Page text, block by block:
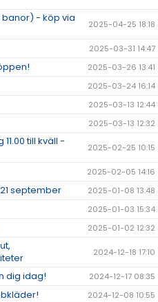
- köp via
2025-04-25 18:18
2025-03-31 14:47
2025-03-26 13:41
2025-03-24 16:14
2025-03-13 12:44
2025-03-13 12:32
till kväll -
2025-02-25 10:15
2025-02-05 14:16
september 2025-01-08 13:48
2025-01-03 15:34
2025-01-02 12:32
2024-12-18 17:10
dig idag! 2024-12-17 08:35
2024-12-08 10:55